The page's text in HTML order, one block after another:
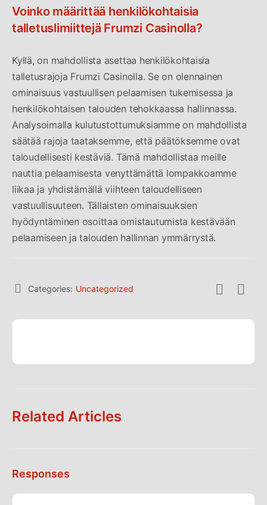
Voinko määrittää henkilökohtaisia
talletuslimiittejä Frumzi Casinolla?
Kyllä, on mahdollista asettaa henkilökohtaisia
talletusrajoja Frumzi Casinolla. Se on olennainen
ominaisuus vastuullisen pelaamisen tukemisessa ja
henkilökohtaisen talouden tehokkaassa hallinnassa.
Analysoimalla kulutustottumuksiamme on mahdollista
säätää rajoja taataksemme, että päätöksemme ovat
taloudellisesti kestäviä. Tämä mahdollistaa meille
nauttia pelaamisesta venyttämättä lompakkoamme
liikaa ja yhdistämällä viihteen taloudelliseen
vastuullisuuteen. Tällaisten ominaisuuksien
hyödyntäminen osoittaa omistautumista kestävään
pelaamiseen ja talouden hallinnan ymmärrystä.
Categories: Uncategorized
Related Articles
Responses